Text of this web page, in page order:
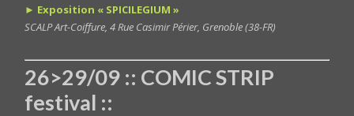
► Exposition « SPICILEGIUM »
SCALP Art-Coiffure, 4 Rue Casimir Périer, Grenoble (38-FR)
26>29/09 :: COMIC STRIP
festival ::